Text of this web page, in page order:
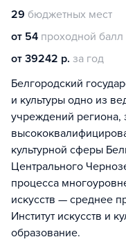
29 бюджетных мест
от 54 проходной балл
от 39242 р. за год
Белгородский
и культуры одно из
учреждений
культурной сферы
Центрального
процесса
искусств — среднее
Институт искусств и
образование.